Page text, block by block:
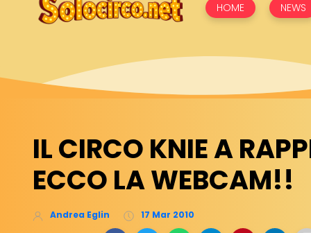
HOME NEWS
IL CIRCO KNIE A
ECCO LA WEBCAM!!
Andrea Eglin 17 Mar 2010